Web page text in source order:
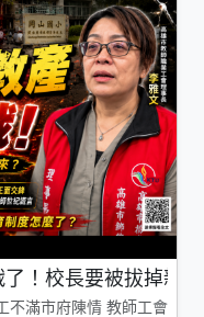
！校長要被拔掉親
不滿市府陳情 教師工會槓